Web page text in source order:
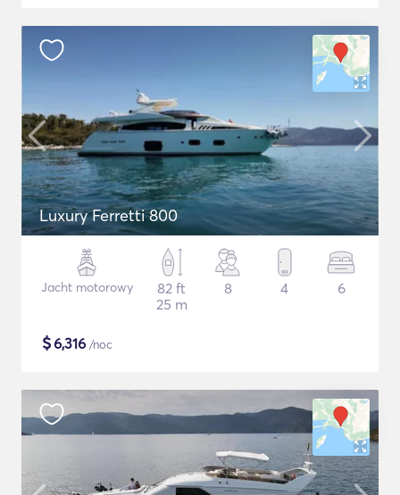
Luxury Ferretti 800
Jacht motorowy
82 ft
25 m
8 4 6
$6,316 /noc